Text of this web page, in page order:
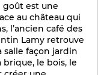
goût est une
au château qui
l’ancien café des
Lamy retrouve
salle façon jardin
brique, le bois, le